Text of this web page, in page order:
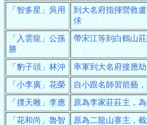
「智多星」吳用
到大名府指揮營救
俅
「入雲龍」公孫
勝
帶宋江等到白鶴山
「豹子頭」林沖 率軍到大名府接應
「小李廣」花榮 自小跟名師習箭藝
「撲天雕」李應 原為李家莊莊主，
「花和尚」魯智
原為二龍山寨主，